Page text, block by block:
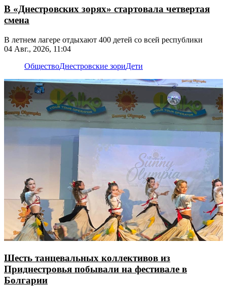
В «Днестровских зорях» стартовала четвертая
смена
В летнем лагере отдыхают 400 детей со всей республики
04 Авг., 2026, 11:04
ОбществоДнестровские зориДети
Шесть танцевальных коллективов из
Приднестровья побывали на фестивале в
Болгарии